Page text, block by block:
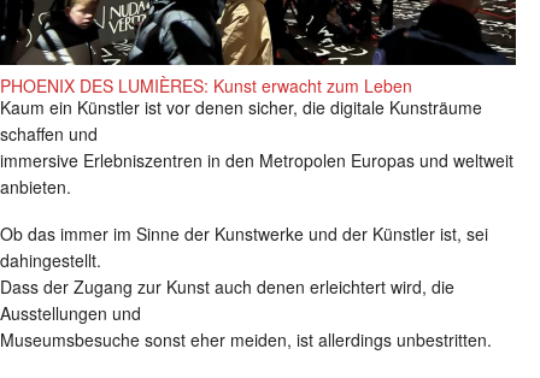
PHOENIX DES LUMIÈRES: Kunst erwacht zum Leben
Kaum ein Künstler ist vor denen sicher, die digitale Kunsträume
schaffen und
immersive Erlebniszentren in den Metropolen Europas und weltweit
anbieten.
Ob das immer im Sinne der Kunstwerke und der Künstler ist, sei
dahingestellt.
Dass der Zugang zur Kunst auch denen erleichtert wird, die
Ausstellungen und
Museumsbesuche sonst eher meiden, ist allerdings unbestritten.